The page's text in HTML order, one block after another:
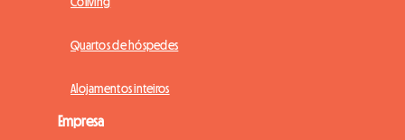
Quartos de hóspedes
Alojamentos inteiros
Empresa